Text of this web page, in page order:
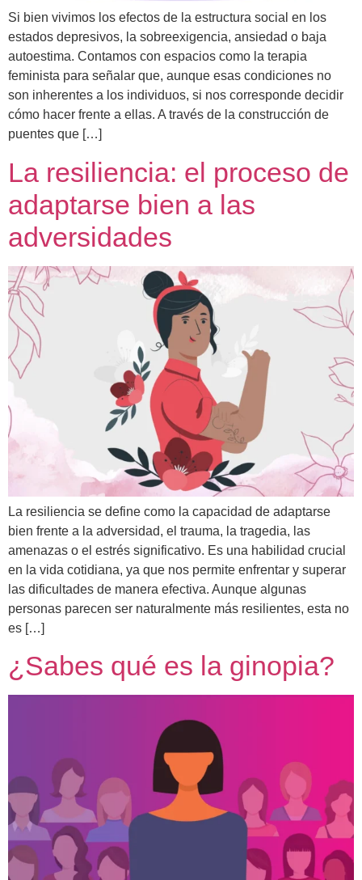
Si bien vivimos los efectos de la estructura social en los
estados depresivos, la sobreexigencia, ansiedad o baja
autoestima. Contamos con espacios como la terapia
feminista para señalar que, aunque esas condiciones no
son inherentes a los individuos, si nos corresponde decidir
cómo hacer frente a ellas. A través de la construcción de
puentes que […]
La resiliencia: el proceso de
adaptarse bien a las
adversidades
La resiliencia se define como la capacidad de adaptarse
bien frente a la adversidad, el trauma, la tragedia, las
amenazas o el estrés significativo. Es una habilidad crucial
en la vida cotidiana, ya que nos permite enfrentar y superar
las dificultades de manera efectiva. Aunque algunas
personas parecen ser naturalmente más resilientes, esta no
es […]
¿Sabes qué es la ginopia?